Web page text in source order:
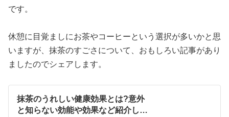
です。
休憩に目覚ましにお茶やコーヒーという選択が多いかと思
いますが、抹茶のすごさについて、おもしろい記事があり
ましたのでシェアします。
抹茶のうれしい健康効果とは?意外
と知らない効能や効果など紹介しま